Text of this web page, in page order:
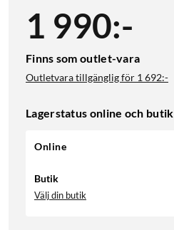
1 990:-
Finns som outlet-vara
Outletvara tillgänglig för 1 692:-
Lagerstatus online och butik
Online
Butik
Välj din butik